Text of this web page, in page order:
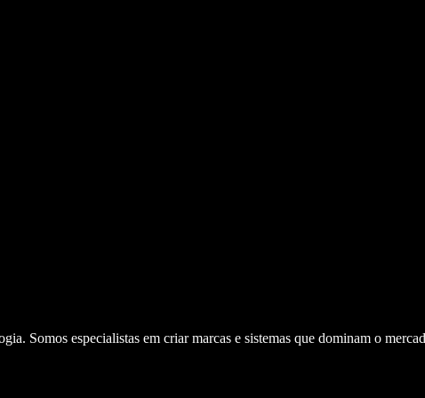
Somos especialistas em criar marcas e sistemas que dominam o